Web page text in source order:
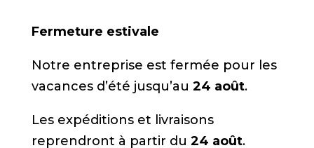
Fermeture estivale
Notre entreprise est fermée pour les
vacances d’été jusqu’au 24 août.
Les expéditions et livraisons
reprendront à partir du 24 août.